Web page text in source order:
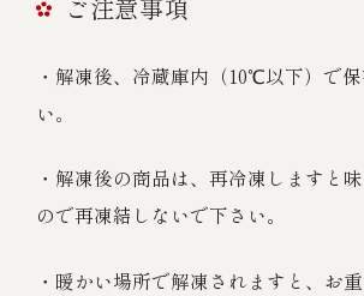
・解凍後、冷蔵庫内（10℃以下）で
い。
・解凍後の商品は、再冷凍しますと
ので再凍結しないで下さい。
・暖かい場所で解凍されますと、お